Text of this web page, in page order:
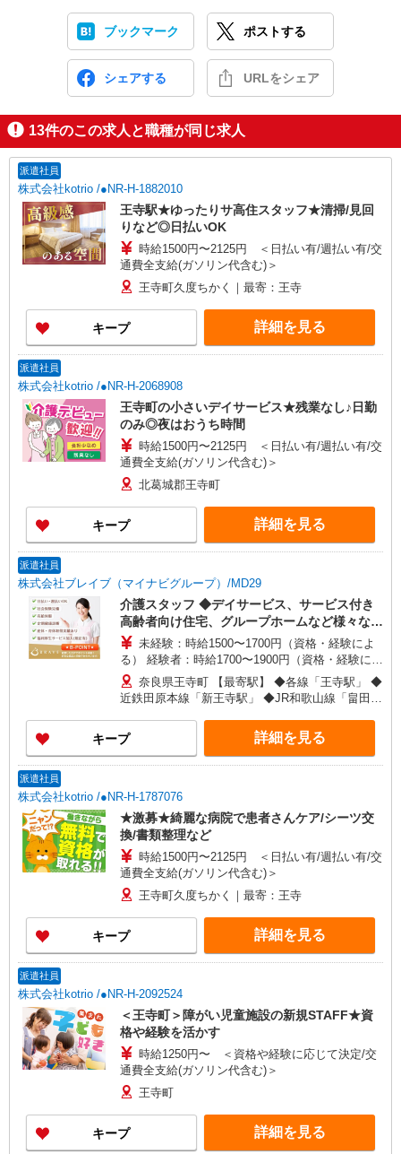
ブックマーク ポストする
シェアする URLをシェア
13件のこの求人と職種が同じ求人
派遣社員
株式会社kotrio /●NR-H-1882010
王寺駅★ゆったりサ高住スタッフ★清掃/見回
りなど◎日払いOK
時給1500円〜2125円 ＜日払い有/週払い有/交
通費全支給(ガソリン代含む)＞
王寺町久度ちかく｜最寄：王寺
キープ 詳細を見る
派遣社員
株式会社kotrio /●NR-H-2068908
王寺町の小さいデイサービス★残業なし♪日勤
のみ◎夜はおうち時間
時給1500円〜2125円 ＜日払い有/週払い有/交
通費全支給(ガソリン代含む)＞
北葛城郡王寺町
キープ 詳細を見る
派遣社員
株式会社ブレイブ（マイナビグループ）/MD29
介護スタッフ ◆デイサービス、サービス付き
高齢者向け住宅、グループホームなど様々な勤
務先から選べます。
未経験：時給1500〜1700円（資格・経験によ
る） 経験者：時給1700〜1900円（資格・経験によ
る） ◎月収例 時給1900円×1日8時間×22日（週5
日）＝33万4400円 ◆昇給あり ◆支払い方法 ※日
払い/週払い/月払い対応も可能です。詳しくは面談
時にご相談ください。 ◆交通費：別途全額支給 ※
当社規定あり
奈良県王寺町 【最寄駅】 ◆各線「王寺駅」 ◆
近鉄田原本線「新王寺駅」 ◆JR和歌山線「畠田
キープ 詳細を見る
派遣社員
株式会社kotrio /●NR-H-1787076
★激募★綺麗な病院で患者さんケア/シーツ交
換/書類整理など
時給1500円〜2125円 ＜日払い有/週払い有/交
通費全支給(ガソリン代含む)＞
王寺町久度ちかく｜最寄：王寺
キープ 詳細を見る
派遣社員
株式会社kotrio /●NR-H-2092524
＜王寺町＞障がい児童施設の新規STAFF★資
格や経験を活かす
時給1250円〜 ＜資格や経験に応じて決定/交
通費全支給(ガソリン代含む)＞
王寺町
キープ 詳細を見る